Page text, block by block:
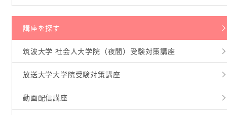
講座を探す
筑波大学 社会人大学院（夜間）受験対策講座
放送大学大学院受験対策講座
動画配信講座